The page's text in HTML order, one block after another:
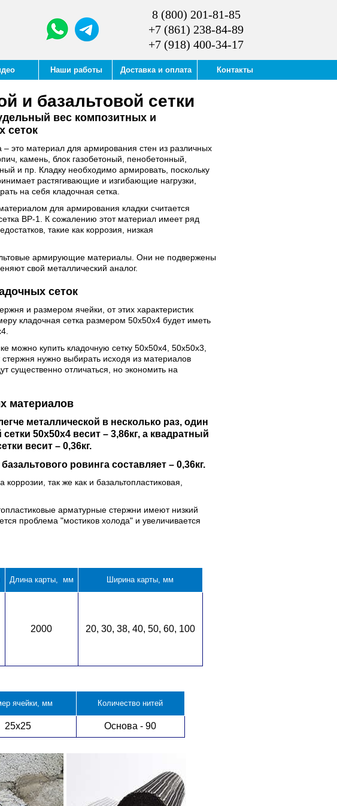
8 (800) 201-81-85
+7 (861) 238-84-89
+7 (918) 400-34-17
Наши работы Доставка и оплата Контакты
и базальтовой сетки
вес композитных и
сеток
– это материал для армирования стен из различных
камень, блок газобетоный, пенобетонный,
и пр. Кладку необходимо армировать, поскольку
растягивающие и изгибающие нагрузки,
на себя кладочная сетка.
для армирования кладки считается
ВР-1. К сожалению этот материал имеет ряд
такие как коррозия, низкая
армирующие материалы. Они не подвержены
свой металлический аналог.
сеток
и размером ячейки, от этих характеристик
кладочная сетка размером 50х50х4 будет иметь
можно купить кладочную сетку 50х50х4, 50х50х3,
нужно выбирать исходя из материалов
существенно отличаться, но экономить на
материалов
металлической в несколько раз, один
50х50х4 весит – 3,86кг, а квадратный
весит – 0,36кг.
ровинга составляет – 0,36кг.
коррозии, так же как и базальтопластиковая,
арматурные стержни имеют низкий
проблема "мостиков холода" и увеличивается
Длина карты, мм Ширина карты, мм
2000 20, 30, 38, 40, 50, 60, 100
ячейки, мм Количество нитей
25х25 Основа - 90